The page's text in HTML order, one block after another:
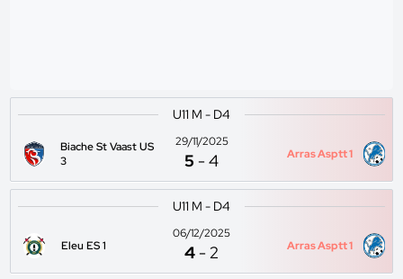
U11 M - D4
Biache St Vaast US
3
29/11/2025
5 -4 Arras Asptt 1
U11 M - D4
Eleu ES 1
06/12/2025
4 -2 Arras Asptt 1